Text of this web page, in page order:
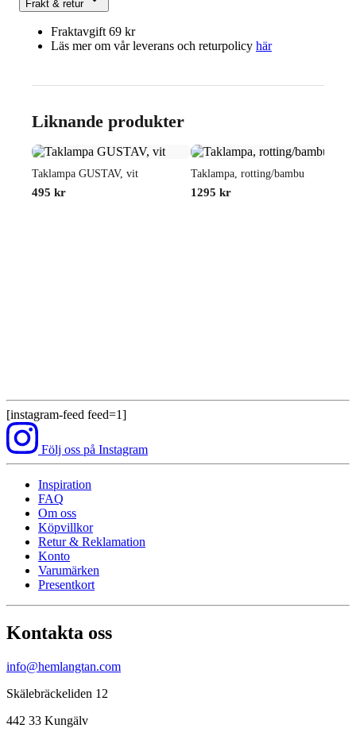
Frakt & retur
Fraktavgift 69 kr
Läs mer om vår leverans och returpolicy här
Liknande produkter
Taklampa GUSTAV, vit
495 kr
Taklampa, rotting/bambu
1295 kr
[instagram-feed feed=1]
Följ oss på Instagram
Inspiration
FAQ
Om oss
Köpvillkor
Retur & Reklamation
Konto
Varumärken
Presentkort
Kontakta oss
info@hemlangtan.com
Skälebräckeliden 12
442 33 Kungälv